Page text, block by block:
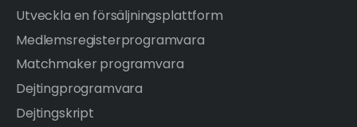
Utveckla en försäljningsplattform
Medlemsregisterprogramvara
Matchmaker programvara
Dejtingprogramvara
Dejtingskript